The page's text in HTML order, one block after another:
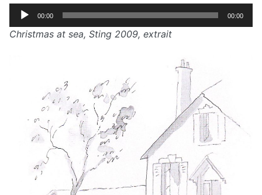
Lecteur
audio
00:00 00:00
Christmas at sea, Sting 2009, extrait